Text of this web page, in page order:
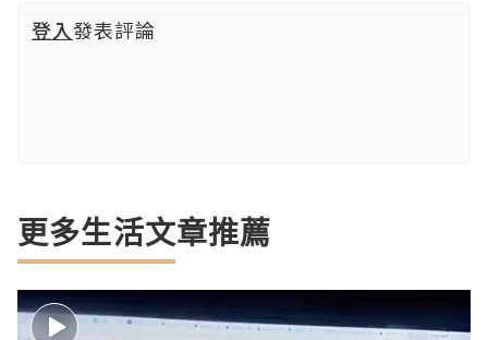
登入發表評論
更多生活文章推薦